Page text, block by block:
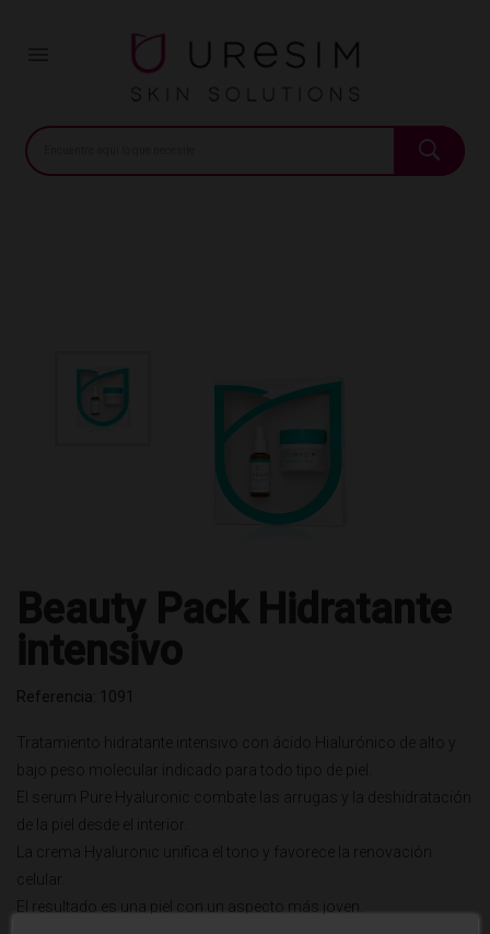
Beauty Pack Hidratante
intensivo
Referencia: 1091
Tratamiento hidratante intensivo con ácido Hialurónico de alto y
bajo peso molecular indicado para todo tipo de piel.
El serum Pure Hyaluronic combate las arrugas y la deshidratación
de la piel desde el interior.
La crema Hyaluronic unifica el tono y favorece la renovación
celular.
El resultado es una piel con un aspecto más joven.